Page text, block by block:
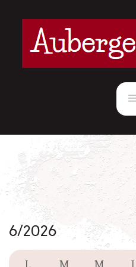
6/2026
Select
date.